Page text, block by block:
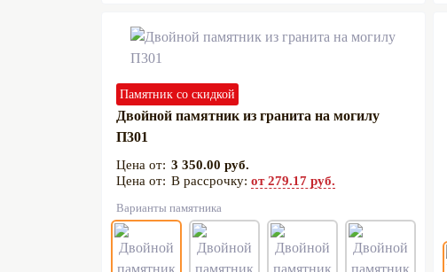
Памятник со скидкой
Двойной памятник из гранита на могилу
П301
3 350.00 руб.
В рассрочку: от 279.17 руб.
Варианты памятника